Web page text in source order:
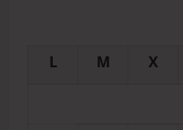
L M X